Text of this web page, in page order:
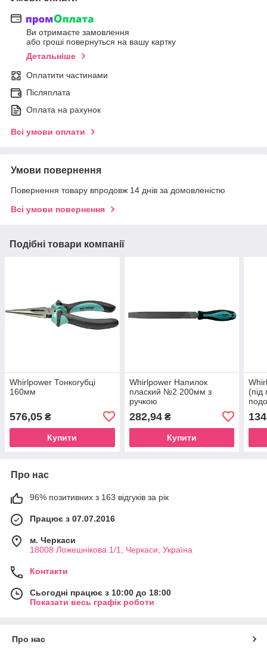
Ви отримаєте замовлення
або гроші повернуться на вашу картку
Детальніше
Оплатити частинами
Післяплата
Оплата на рахунок
Всі умови оплати
Умови повернення
Повернення товару впродовж 14 днів за домовленістю
Всі умови повернення
Подібні товари компанії
Whirlpower Тонкогубці
160мм
576,05 ₴
Купити
Whirlpower Напилок
плаский №2 200мм з
ручкою
282,94₴
Купити
(під
Про нас
96% позитивних з 163 відгуків за рік
Працює з 07.07.2016
м. Черкаси
18008 Ложешнікова 1/1, Черкаси, Україна
Контакти
Сьогодні працює з 10:00 до 18:00
Показати весь графік роботи
Про нас